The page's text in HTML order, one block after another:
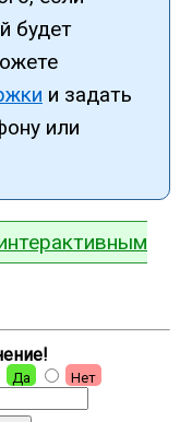
будет
и задать
или
Да
Нет